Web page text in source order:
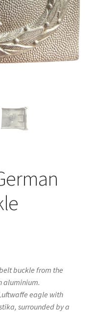
buckle from the
aluminium.
eagle with
surrounded by a